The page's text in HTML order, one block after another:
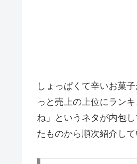
しょっぱくて辛いお菓
っと売上の上位にラン
ね」というネタが内包
たものから順次紹介して